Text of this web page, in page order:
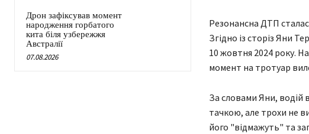
Дрон зафіксував момент
народження горбатого
кита біля узбережжя
Австралії
07.08.2026
Резонансна ДТП
Згідно із сторіз Яни
10 жовтня 2024 року.
момент на тротуар
За словами Яни, водій
тачкою, але трохи не
його "відмажуть" та